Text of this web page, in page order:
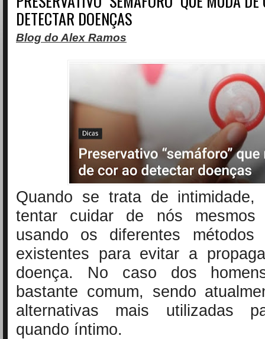
DETECTAR DOENÇAS
Blog do Alex Ramos
Quando se trata de intimidade,
tentar cuidar de nós mesmos
usando os diferentes métodos
existentes para evitar a
doença. No caso dos
bastante comum, sendo
alternativas mais utilizadas
quando íntimo.